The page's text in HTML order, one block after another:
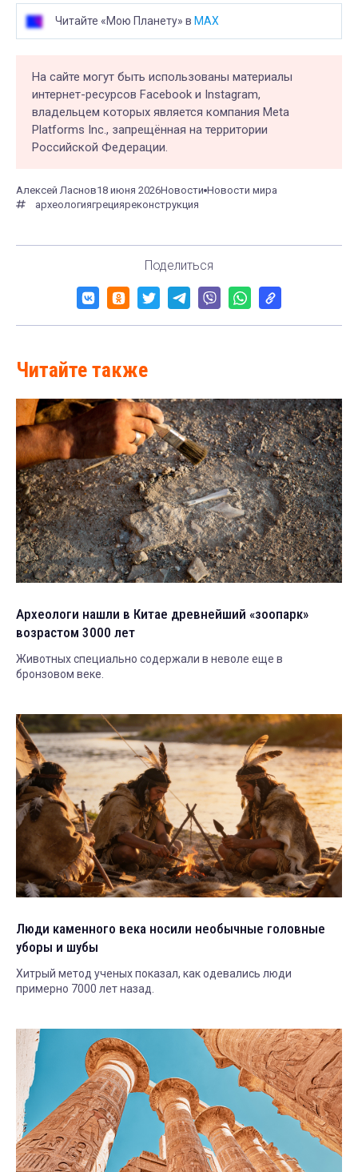
Читайте «Мою Планету» в MAX
На сайте могут быть использованы материалы
интернет-ресурсов Facebook и Instagram,
владельцем которых является компания Meta
Platforms Inc., запрещённая на территории
Российской Федерации.
Алексей Ласнов18 июня 2026Новости Новости мира
археологиягрецияреконструкция
Поделиться
Читайте также
Археологи нашли в Китае древнейший «зоопарк»
возрастом 3000 лет
Животных специально содержали в неволе еще в
бронзовом веке.
Люди каменного века носили необычные головные
уборы и шубы
Хитрый метод ученых показал, как одевались люди
примерно 7000 лет назад.